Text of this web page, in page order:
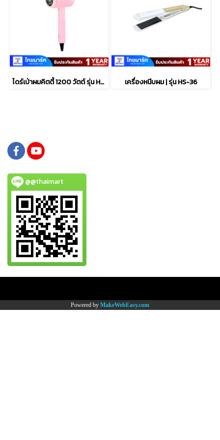
ไดร์เป่าผมคิตตี้ 1200 วัตต์ รุ่น HR1202 สีชมพู เครื่องหนีบผม | รุ่น HS-36
@@thaimart
Powered by MakeWebEasy.com